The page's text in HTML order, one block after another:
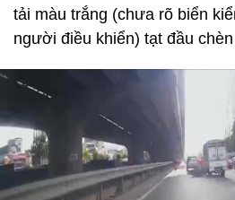
tải màu trắng (chưa rõ biển
người điều khiển) tạt đầu